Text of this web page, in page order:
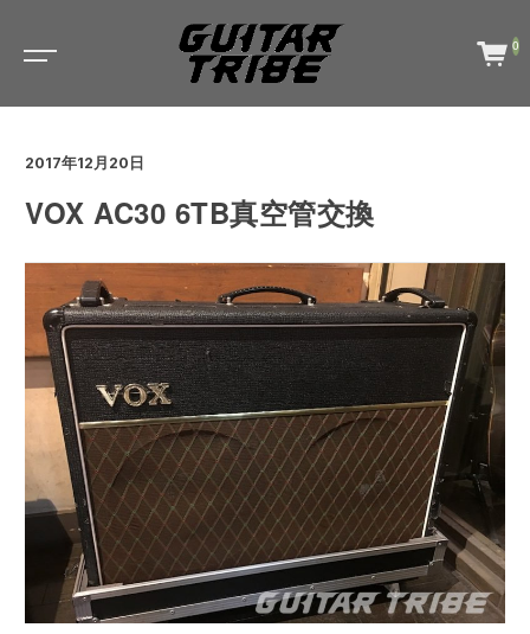
0
2017年12月20日
VOX AC30 6TB真空管交換